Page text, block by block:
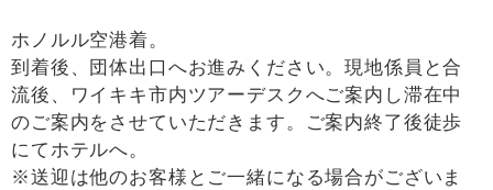
ホノルル空港着。
到着後、団体出口へお進みください。現地係員と合
流後、ワイキキ市内ツアーデスクへご案内し滞在中
のご案内をさせていただきます。ご案内終了後徒歩
にてホテルへ。
※送迎は他のお客様とご一緒になる場合がございま